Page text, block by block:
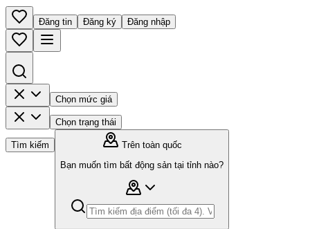
Đăng tin Đăng ký Đăng nhập
Chọn mức giá
Chọn trạng thái
Tìm kiếm
Trên toàn quốc
Bạn muốn tìm bất động sản tại tỉnh nào?